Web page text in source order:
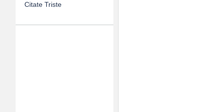
Citate Triste